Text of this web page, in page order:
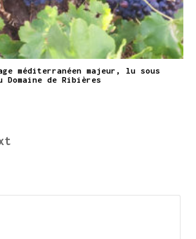
méditerranéen majeur, lu sous
de Ribières